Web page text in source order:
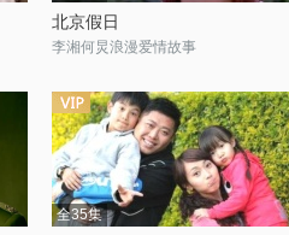
北京假日
李湘何炅浪漫爱情故事
全35集